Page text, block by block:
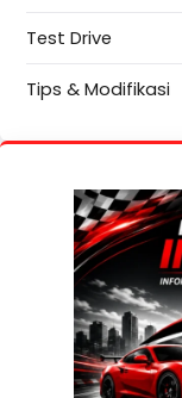
Test Drive
Tips & Modifikasi